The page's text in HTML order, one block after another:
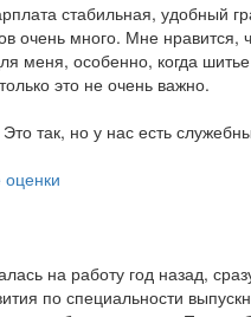
стабильная, удобный
очень много. Мне нравится,
меня, особенно, когда
это не очень важно.
так, но у нас есть
на работу год назад,
по специальности